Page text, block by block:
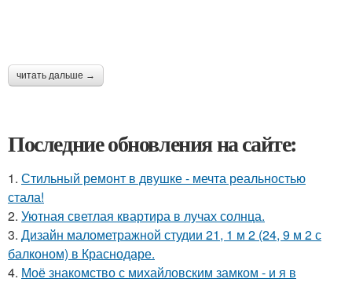
читать дальше →
Последние обновления на сайте:
1. Стильный ремонт в двушке - мечта реальностью
стала!
2. Уютная светлая квартира в лучах солнца.
3. Дизайн малометражной студии 21, 1 м 2 (24, 9 м 2 с
балконом) в Краснодаре.
4. Моё знакомство с михайловским замком - и я в